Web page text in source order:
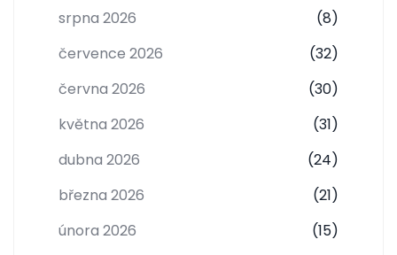
srpna 2026
(8)
července 2026
(32)
června 2026
(30)
května 2026
(31)
dubna 2026
(24)
března 2026
(21)
února 2026
(15)